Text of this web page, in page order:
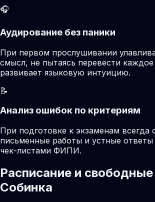
🎧
Аудирование без паники
При первом прослушивании
смысл, не пытаясь перевести
развивает языковую интуицию.
📝
Анализ ошибок по критериям
При подготовке к экзаменам всегда
письменные работы и устные
чек-листами ФИПИ.
Расписание и
Собинка